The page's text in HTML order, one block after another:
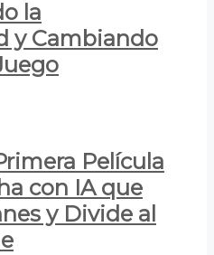
la
y Cambiando
Película
con IA que
y Divide al